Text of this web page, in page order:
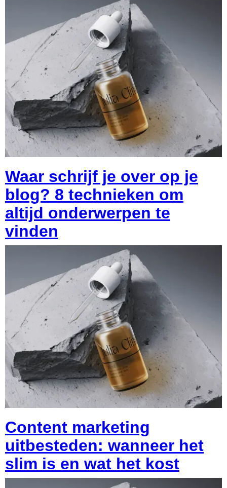
Waar schrijf je over op je
blog? 8 technieken om
altijd onderwerpen te
vinden
Content marketing
uitbesteden: wanneer het
slim is en wat het kost